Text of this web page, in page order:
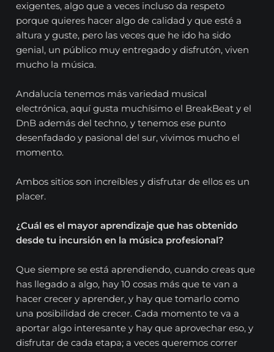
exigentes, algo que a veces incluso da respeto
porque quieres hacer algo de calidad y que esté a
altura y guste, pero las veces que he ido ha sido
genial, un público muy entregado y disfrutón, viven
mucho la música.
Andalucía tenemos más variedad musical
electrónica, aquí gusta muchísimo el BreakBeat y el
DnB además del techno, y tenemos ese punto
desenfadado y pasional del sur, vivimos mucho el
momento.
Ambos sitios son increíbles y disfrutar de ellos es un
placer.
¿Cuál es el mayor aprendizaje que has obtenido
desde tu incursión en la música profesional?
Que siempre se está aprendiendo, cuando creas que
has llegado a algo, hay 10 cosas más que te van a
hacer crecer y aprender, y hay que tomarlo como
una posibilidad de crecer. Cada momento te va a
aportar algo interesante y hay que aprovechar eso, y
disfrutar de cada etapa; a veces queremos correr